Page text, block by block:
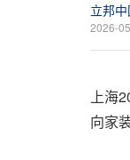
立邦中
2026-
上海
向家